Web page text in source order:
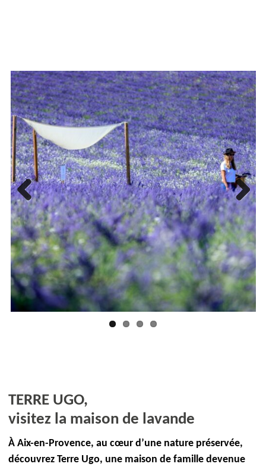
Previous Next
TERRE UGO,
visitez la maison de lavande
À Aix-en-Provence, au cœur d’une nature préservée,
découvrez Terre Ugo, une maison de famille devenue